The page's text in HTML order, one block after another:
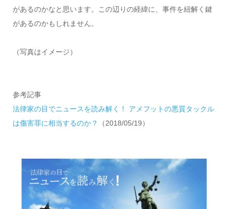
があるのかなと思います。この辺りの経緯に、事件を紐解く鍵
があるのかもしれません。
（写真はイメージ）
参考記事
法律家の目でニュースを読み解く！ アメフットの悪質タックル
は傷害罪に相当するのか？
（2018/05/19）